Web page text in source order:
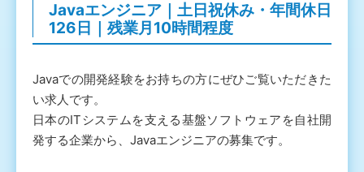
Javaエンジニア｜土日祝休み・年間休日
126日｜残業月10時間程度
Javaでの開発経験をお持ちの方にぜひご覧いただきた
い求人です。
日本のITシステムを支える基盤ソフトウェアを自社開
発する企業から、Javaエンジニアの募集です。